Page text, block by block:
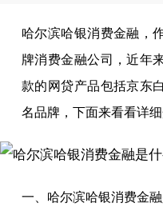
哈尔滨哈银消费金融，
牌消费金融公司，近年
款的网贷产品包括京东
名品牌，下面来看看详细
一、哈尔滨哈银消费金